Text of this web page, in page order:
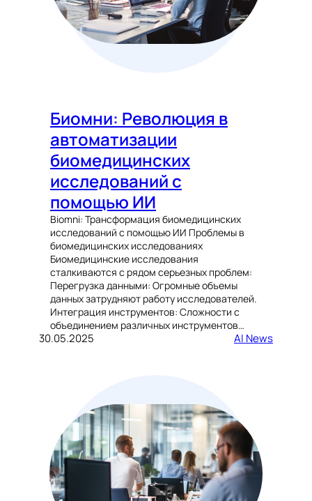
Биомни: Революция в
автоматизации
биомедицинских
исследований с
помощью ИИ
Biomni: Трансформация биомедицинских
исследований с помощью ИИ Проблемы в
биомедицинских исследованиях
Биомедицинские исследования
сталкиваются с рядом серьезных проблем:
Перегрузка данными: Огромные объемы
данных затрудняют работу исследователей.
Интеграция инструментов: Сложности с
объединением различных инструментов…
30.05.2025 AI News